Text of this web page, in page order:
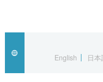
スポーツ・東京2020English
日本